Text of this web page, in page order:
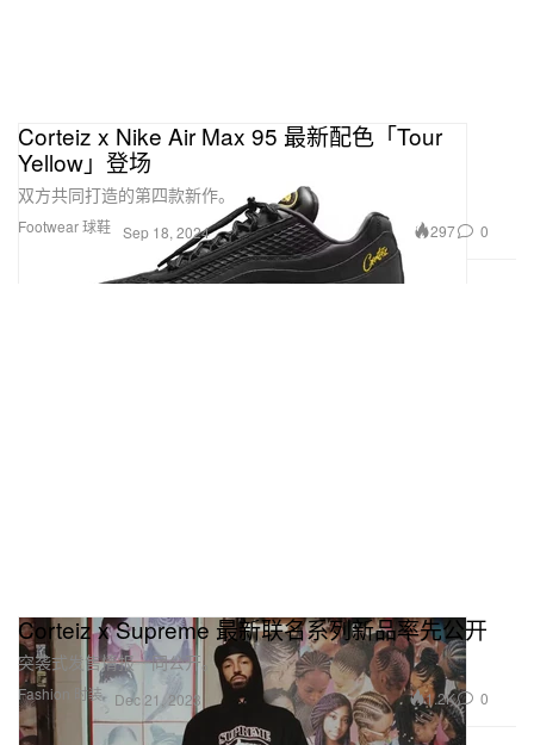
Footwear 球鞋
Corteiz x Nike Air Max 95 最新配色「Tour
Yellow」登场
双方共同打造的第四款新作。
Sep 18, 2024 297 0
Fashion 时装
Corteiz x Supreme 最新联名系列新品率先公开
突袭式发售情报一同公开。
Dec 21, 2023 1.2K 0